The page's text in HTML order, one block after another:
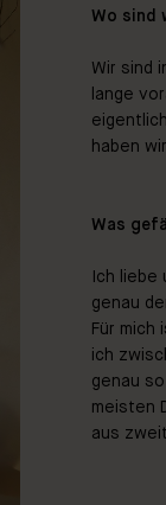
Wo sind
Wir sind
lange
haben
Was
Ich liebe
genau
Für mich
ich
genau
meisten
aus